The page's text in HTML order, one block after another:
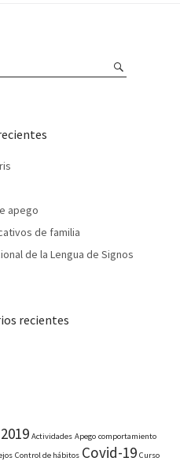
apego
de familia
de la Lengua de Signos
recientes
2019 Actividades Apego comportamiento
Control de hábitos Covid-19 Curso